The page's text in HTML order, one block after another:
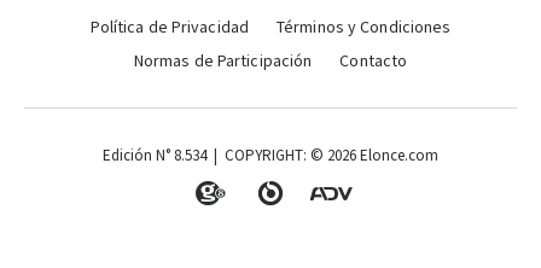
Política de Privacidad
Términos y Condiciones
Normas de Participación
Contacto
Edición N° 8.534 | COPYRIGHT: © 2026 Elonce.com